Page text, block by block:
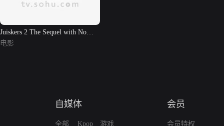
Juiskers 2 The Sequel with No
Prequel
电影
自媒体
全部
Kpop
游戏
会员
会员特权